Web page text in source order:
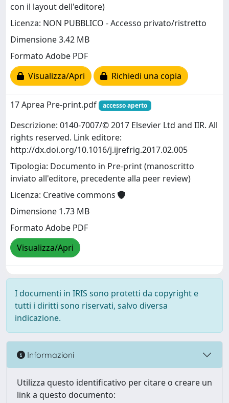
con il layout dell'editore)
Licenza: NON PUBBLICO - Accesso privato/ristretto
Dimensione 3.42 MB
Formato Adobe PDF
Visualizza/Apri
Richiedi una copia
17 Aprea Pre-print.pdf accesso aperto
Descrizione: 0140-7007/© 2017 Elsevier Ltd and IIR. All
rights reserved. Link editore:
http://dx.doi.org/10.1016/j.ijrefrig.2017.02.005
Tipologia: Documento in Pre-print (manoscritto
inviato all'editore, precedente alla peer review)
Licenza: Creative commons
Dimensione 1.73 MB
Formato Adobe PDF
Visualizza/Apri
I documenti in IRIS sono protetti da copyright e
tutti i diritti sono riservati, salvo diversa
indicazione.
Informazioni
Utilizza questo identificativo per citare o creare un
link a questo documento: